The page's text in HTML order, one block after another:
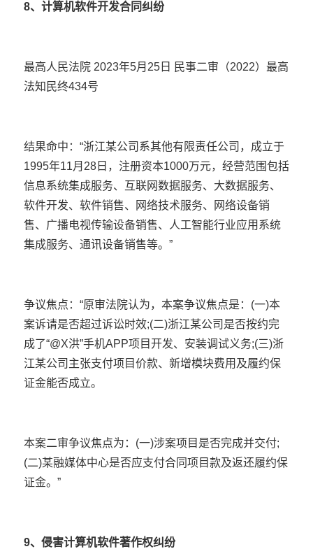
8、计算机软件开发合同纠纷
最高人民法院 2023年5月25日 民事二审（2022）最高
法知民终434号
结果命中：“浙江某公司系其他有限责任公司，成立于
1995年11月28日，注册资本1000万元，经营范围包括
信息系统集成服务、互联网数据服务、大数据服务、
软件开发、软件销售、网络技术服务、网络设备销
售、广播电视传输设备销售、人工智能行业应用系统
集成服务、通讯设备销售等。”
争议焦点：“原审法院认为，本案争议焦点是：(一)本
案诉请是否超过诉讼时效;(二)浙江某公司是否按约完
成了“@X洪”手机APP项目开发、安装调试义务;(三)浙
江某公司主张支付项目价款、新增模块费用及履约保
证金能否成立。
本案二审争议焦点为：(一)涉案项目是否完成并交付;
(二)某融媒体中心是否应支付合同项目款及返还履约保
证金。”
9、侵害计算机软件著作权纠纷